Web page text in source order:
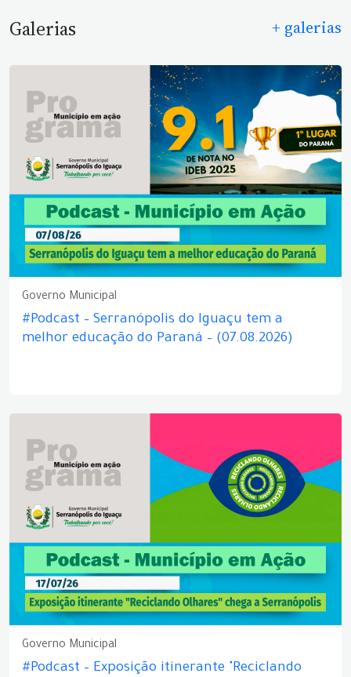
Galerias + galerias
Governo Municipal
#Podcast – Serranópolis do Iguaçu tem a
melhor educação do Paraná – (07.08.2026)
Governo Municipal
#Podcast – Exposição itinerante "Reciclando